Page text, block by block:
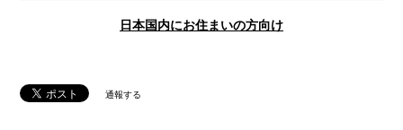
日本国内にお住まいの方向け
通報する